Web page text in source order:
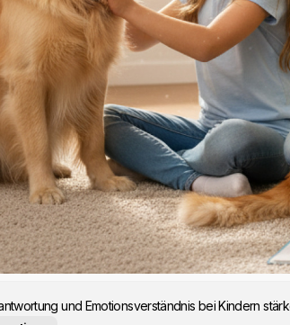
und Emotionsverständnis bei Kindern